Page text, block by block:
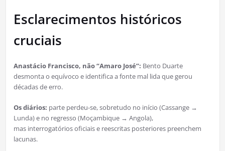
Esclarecimentos históricos
cruciais
Anastácio Francisco, não “Amaro José”: Bento Duarte
desmonta o equívoco e identifica a fonte mal lida que gerou
décadas de erro.
Os diários: parte perdeu-se, sobretudo no início (Cassange →
Lunda) e no regresso (Moçambique → Angola),
mas interrogatórios oficiais e reescritas posteriores preenchem
lacunas.